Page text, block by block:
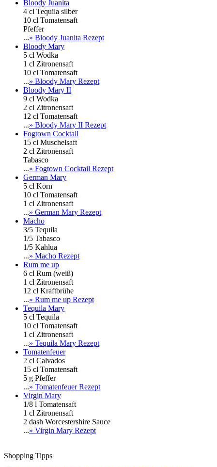
Bloody Juanita
4 cl Tequila silber
10 cl Tomatensaft
Pfeffer
...» Bloody Juanita Rezept
Bloody Mary
5 cl Wodka
1 cl Zitronensaft
10 cl Tomatensaft
...» Bloody Mary Rezept
Bloody Mary II
9 cl Wodka
2 cl Zitronensaft
12 cl Tomatensaft
...» Bloody Mary II Rezept
Fogtown Cocktail
15 cl Muschelsaft
2 cl Zitronensaft
Tabasco
...» Fogtown Cocktail Rezept
German Mary
5 cl Korn
10 cl Tomatensaft
1 cl Zitronensaft
...» German Mary Rezept
Macho
3/5 Tequila
1/5 Tabasco
1/5 Kahlua
...» Macho Rezept
Rum me up
6 cl Rum (weiß)
1 cl Zitronensaft
12 cl Kraftbrühe
...» Rum me up Rezept
Tequila Mary
5 cl Tequila
10 cl Tomatensaft
1 cl Zitronensaft
...» Tequila Mary Rezept
Tomatenfeuer
2 cl Calvados
15 cl Tomatensaft
5 g Pfeffer
...» Tomatenfeuer Rezept
Virgin Mary
1/8 l Tomatensaft
1 cl Zitronensaft
2 dash Worcestershire Sauce
...» Virgin Mary Rezept
Shopping Tipps